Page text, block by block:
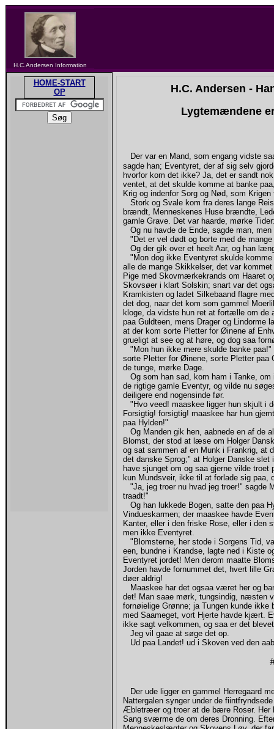
H.C.Andersen Information
HOME-START
OP
H.C. Andersen -
Lygtemændene
Der var en Mand, som engang vidste
sagde han; Eventyret, der af sig selv
hvorfor kom det ikke? Ja, det er sandt
ventet, at det skulde komme at banke
Krig og indenfor Sorg og Nød, som
Stork og Svale kom fra deres lange
brændt, Menneskenes Huse brændte,
gamle Grave. Det var haarde, mørke
Og nu havde de Ende, sagde man,
"Det er vel dødt og borte med de
Og der gik over et heelt Aar, og han
"Mon dog ikke Eventyret skulde
alle de mange Skikkelser, det var
Pige med Skovmærkekrands om Haaret
Skovsøer i klart Solskin; snart var det
Kramkisten og ladet Silkebaand flagre
det dog, naar det kom som gammel
kloge, da vidste hun ret at fortælle om
paa Guldteen, mens Drager og Lindorme
at der kom sorte Pletter for Øinene af
grueligt at see og at høre, og dog saa
"Mon hun ikke mere skulde banke
sorte Pletter for Øinene, sorte Pletter paa
de tunge, mørke Dage.
Og som han sad, kom ham i Tanke,
de rigtige gamle Eventyr, og vilde nu
deiligere end nogensinde før.
"Hvo veed! maaskee ligger hun skjult i
Forsigtig! forsigtig! maaskee har hun
paa Hylden!"
Og Manden gik hen, aabnede en af de
Blomst, der stod at læse om Holger
og sat sammen af en Munk i Frankrig, at
det danske Sprog;" at Holger Danske
have sjunget om og saa gjerne vilde
kun Mundsveir, ikke til at forlade sig
"Ja, jeg troer nu hvad jeg troer!" sagde
traadt!"
Og han lukkede Bogen, satte den paa
Vindueskarmen; der maaskee havde
Kanter, eller i den friske Rose, eller i
men ikke Eventyret.
"Blomsterne, her stode i Sorgens Tid,
een, bundne i Krandse, lagte ned i Kiste
Eventyret jordet! Men derom maatte
Jorden havde fornummet det, hvert lille
døer aldrig!
Maaskee har det ogsaa været her og
det! Man saae mørk, tungsindig, næsten
fornøielige Grønne; ja Tungen kunde
med Saameget, vort Hjerte havde kjært.
ikke sagt velkommen, og saa er det
Jeg vil gaae at søge det op.
Ud paa Landet! ud i Skoven ved den
Der ude ligger en gammel Herregaard
Nattergalen synger under de
Æbletræer og troer at de bære Roser. Her
Sang sværme de om deres Dronning.